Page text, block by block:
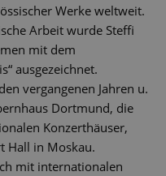
Werke weltweit.
Arbeit wurde Steffi
mit dem
ausgezeichnet.
vergangenen Jahren u.
Dortmund, die
Konzerthäuser,
Hall in Moskau.
mit internationalen